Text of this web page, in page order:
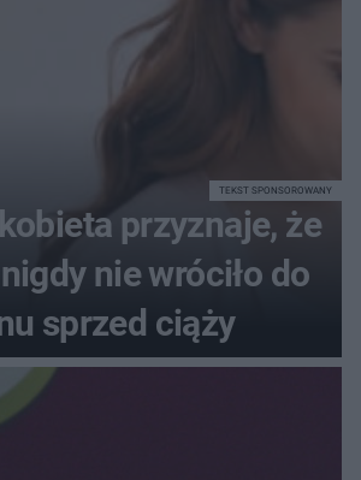
przyznaje, że
nie wróciło do
sprzed ciąży
TEKST SPONSOROWANY